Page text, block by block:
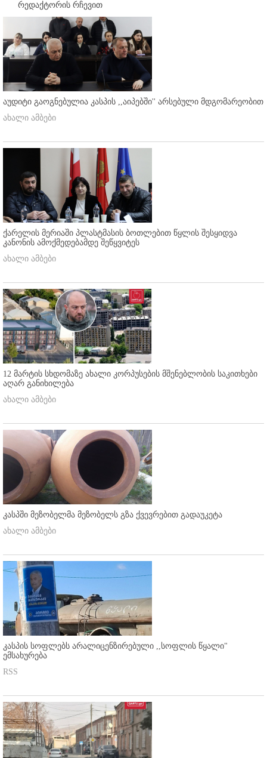
რედაქტორის რჩევით
აუდიტი გაოგნებულია კასპის ,,აიპებში'' არსებული მდგომარეობით
ახალი ამბები
ქარელის მერიაში პლასტმასის ბოთლებით წყლის შესყიდვა
კანონის ამოქმედებამდე შეწყვიტეს
ახალი ამბები
12 მარტის სხდომაზე ახალი კორპუსების მშენებლობის საკითხები
აღარ განიხილება
ახალი ამბები
კასპში მეზობელმა მეზობელს გზა ქვევრებით გადაუკეტა
ახალი ამბები
კასპის სოფლებს არალიცენზირებული ,,სოფლის წყალი"
ემსახურება
RSS